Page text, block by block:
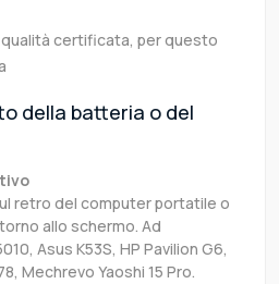
certificata, per questo
della batteria o del
retro del computer portatile o
allo schermo. Ad
Asus K53S, HP Pavilion G6,
Mechrevo Yaoshi 15 Pro.